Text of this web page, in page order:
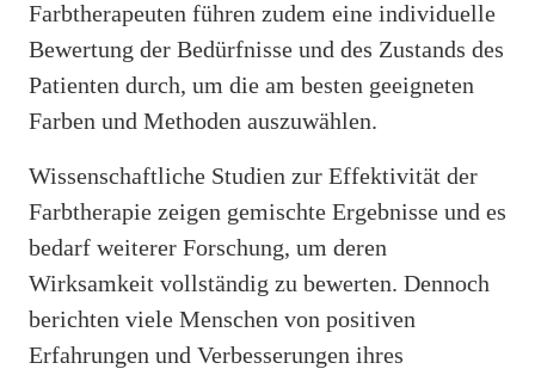
Farbtherapeuten führen zudem eine individuelle
Bewertung der Bedürfnisse und des Zustands des
Patienten durch, um die am besten geeigneten
Farben und Methoden auszuwählen.
Wissenschaftliche Studien zur Effektivität der
Farbtherapie zeigen gemischte Ergebnisse und es
bedarf weiterer Forschung, um deren
Wirksamkeit vollständig zu bewerten. Dennoch
berichten viele Menschen von positiven
Erfahrungen und Verbesserungen ihres